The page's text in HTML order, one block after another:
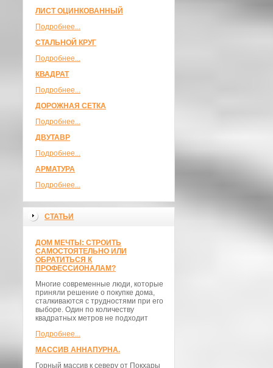
ЛИСТ ОЦИНКОВАННЫЙ
Подробнее...
СТАЛЬНОЙ КРУГ
Подробнее...
КВАДРАТ
Подробнее...
ДОРОЖНАЯ СЕТКА
Подробнее...
ДВУТАВР
Подробнее...
АРМАТУРА
Подробнее...
СТАТЬИ
ДОМ МЕЧТЫ: СТРОИТЬ
САМОСТОЯТЕЛЬНО ИЛИ
ОБРАТИТЬСЯ К
ПРОФЕССИОНАЛАМ?
Многие современные люди, которые
приняли решение о покупке дома,
сталкиваются с трудностями при его
выборе. Один по количеству
квадратных метров не подходит
Подробнее...
МАССИВ АННАПУРНА.
Горный массив к северу от Покхары